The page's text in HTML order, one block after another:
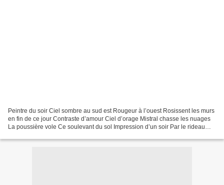
Peintre du soir Ciel sombre au sud est Rougeur à l’ouest Rosissent les murs
en fin de ce jour Contraste d’amour Ciel d’orage Mistral chasse les nuages
La poussière vole Ce soulevant du sol Impression d’un soir Par le rideau